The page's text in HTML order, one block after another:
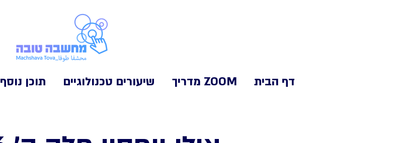
דף הבית ZOOM מדריך שיעורים טכנולוגיים תוכן נוסף